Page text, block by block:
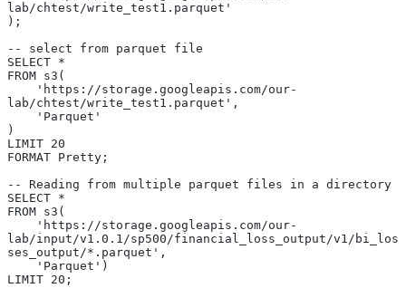
lab/chtest/write_test1.parquet'
);
-- select from parquet file
SELECT *
FROM s3(
lab/chtest/write_test1.parquet',
    'Parquet'
)
LIMIT 20
FORMAT Pretty;
-- Reading from multiple parquet files in a directory
SELECT *
FROM s3(
lab/input/v1.0.1/sp500/financial_loss_output/v1/bi_los
ses_output/*.parquet',
    'Parquet')
LIMIT 20;